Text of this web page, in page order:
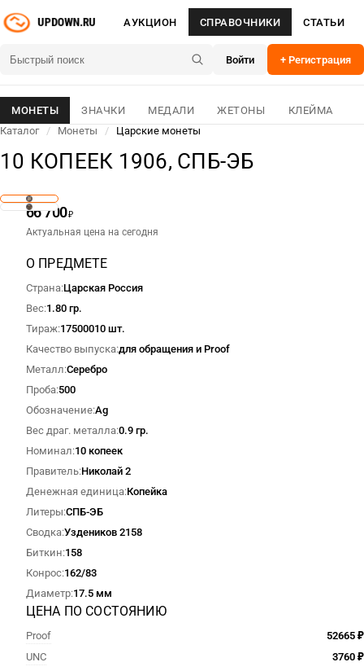
АУКЦИОН СПРАВОЧНИКИ СТАТЬИ
Войти + Регистрация
МОНЕТЫ ЗНАЧКИ МЕДАЛИ ЖЕТОНЫ
КЛЕЙМА
Каталог
/ Монеты / Царские монеты
10 КОПЕЕК 1906, СПБ-ЭБ
66 700₽
Актуальная цена на сегодня
О ПРЕДМЕТЕ
Страна Царская Россия
Вес 1.80 гр.
Тираж 17500010 шт.
Качество выпуска для обращения и Proof
Металл Серебро
Проба 500
Обозначение Ag
Вес драг. металла 0.9 гр.
Номинал 10 копеек
Правитель Николай 2
Денежная единица Копейка
Литеры СПБ-ЭБ
Сводка Уздеников 2158
Биткин 158
Конрос 162/83
Диаметр 17.5 мм
ЦЕНА ПО СОСТОЯНИЮ
Proof
52665 ₽
UNC
3760 ₽